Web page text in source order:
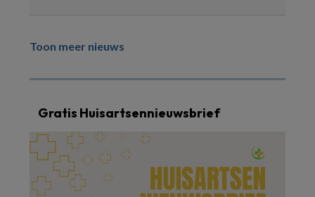
Toon meer nieuws
Gratis Huisartsennieuwsbrief